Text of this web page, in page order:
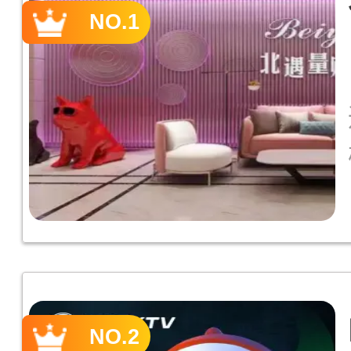
NO.1
NO.2